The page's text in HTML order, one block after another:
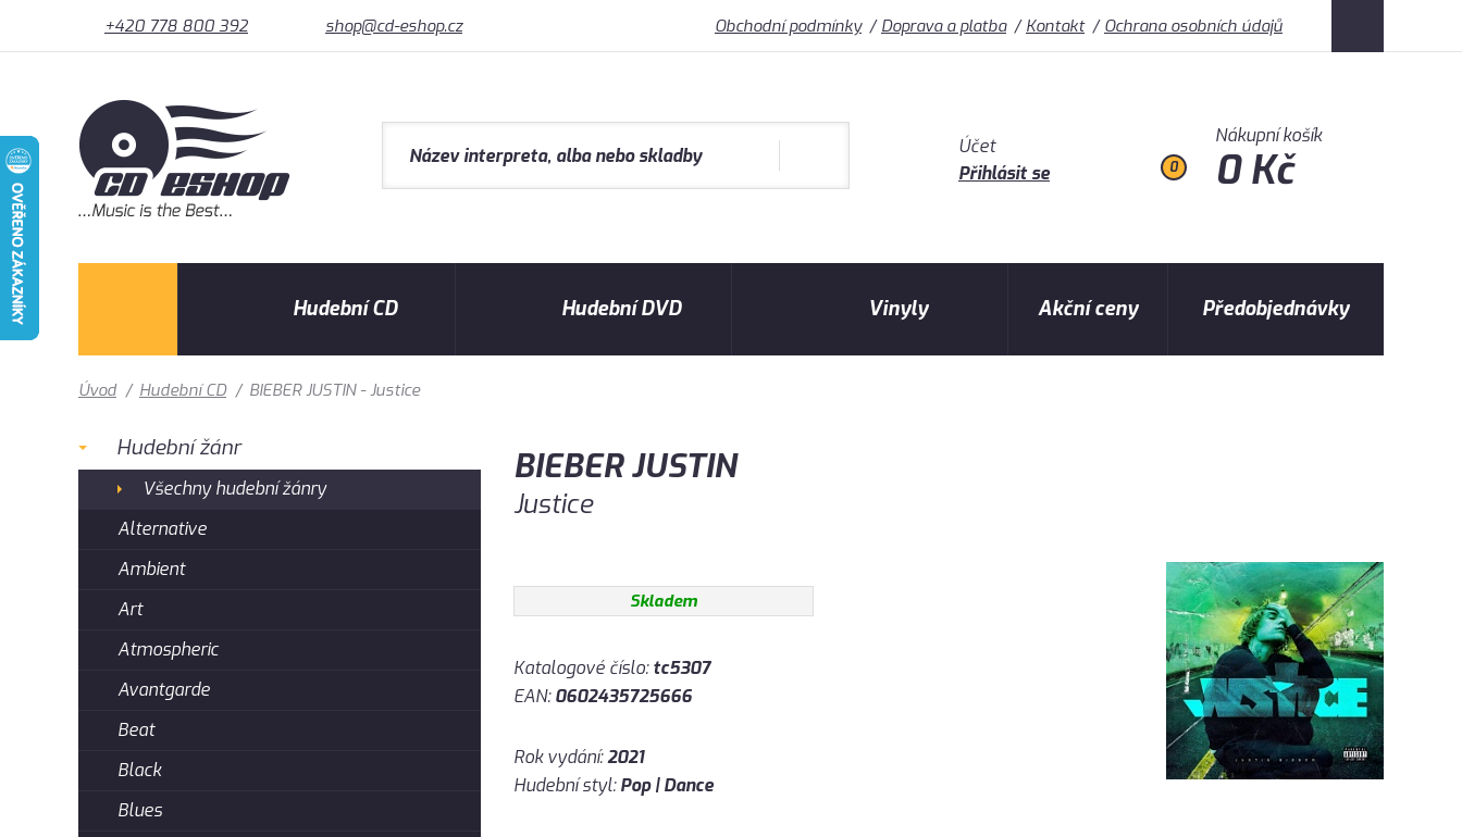
+420 778 800 392 shop@cd-eshop.cz Obchodní podmínky Doprava a platba Kontakt Ochrana osobních údajů
Účet
Přihlásit se
0
Nákupní košík
0 Kč
Hudební CD Hudební DVD Vinyly Akční ceny Předobjednávky
Úvod / Hudební CD / BIEBER JUSTIN - Justice
BIEBER JUSTIN
Justice
Skladem
Katalogové číslo:tc5307
EAN:0602435725666
Rok vydání:2021
Hudební styl:Pop | Dance
Hudební žánr
Všechny hudební žánry
Alternative
Ambient
Art
Atmospheric
Avantgarde
Beat
Black
Blues